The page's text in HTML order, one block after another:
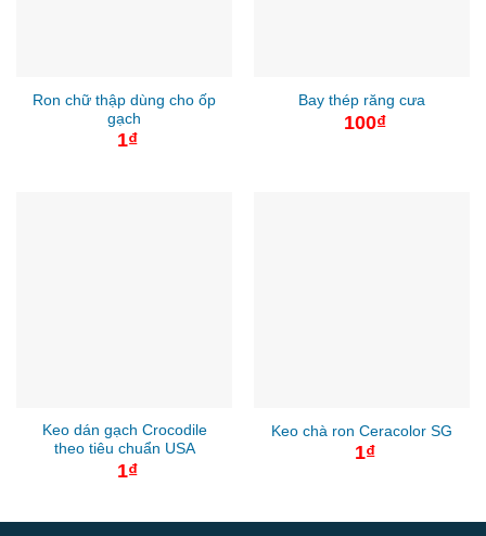
Ron chữ thập dùng cho ốp
gạch
1₫
Bay thép răng cưa
100₫
Keo dán gạch Crocodile
theo tiêu chuẩn USA
1₫
Keo chà ron Ceracolor SG
1₫